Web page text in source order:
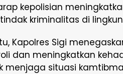
kepolisian
kriminalitas di
Kapolres Sigi
dan meningkatkan
menjaga situasi